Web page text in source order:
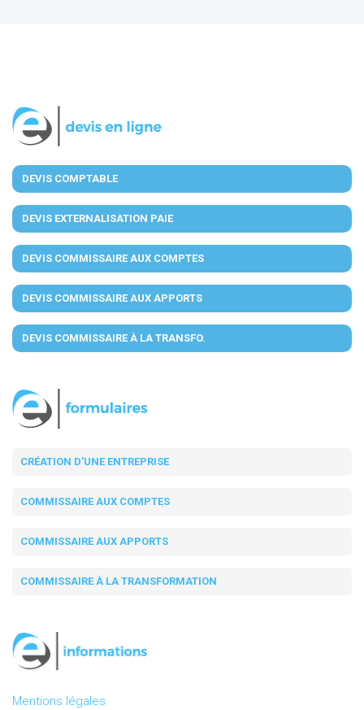
DEVIS COMPTABLE
DEVIS EXTERNALISATION PAIE
DEVIS COMMISSAIRE AUX COMPTES
DEVIS COMMISSAIRE AUX APPORTS
DEVIS COMMISSAIRE À LA TRANSFO.
CRÉATION D'UNE ENTREPRISE
COMMISSAIRE AUX COMPTES
COMMISSAIRE AUX APPORTS
COMMISSAIRE À LA TRANSFORMATION
Mentions légales